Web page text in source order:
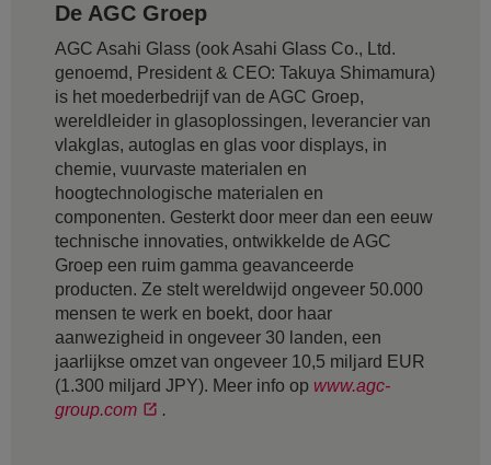
De AGC Groep
AGC Asahi Glass (ook Asahi Glass Co., Ltd.
genoemd, President & CEO: Takuya Shimamura)
is het moederbedrijf van de AGC Groep,
wereldleider in glasoplossingen, leverancier van
vlakglas, autoglas en glas voor displays, in
chemie, vuurvaste materialen en
hoogtechnologische materialen en
componenten. Gesterkt door meer dan een eeuw
technische innovaties, ontwikkelde de AGC
Groep een ruim gamma geavanceerde
producten. Ze stelt wereldwijd ongeveer 50.000
mensen te werk en boekt, door haar
aanwezigheid in ongeveer 30 landen, een
jaarlijkse omzet van ongeveer 10,5 miljard EUR
(1.300 miljard JPY). Meer info op www.agc-
group.com
.